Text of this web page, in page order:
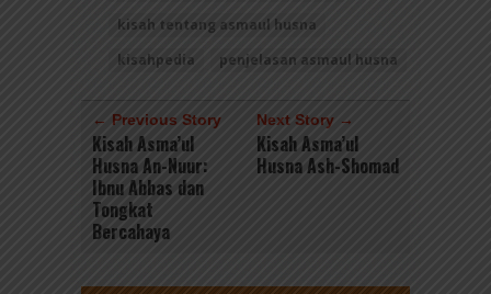
kisah tentang asmaul husna
kisahpedia
penjelasan asmaul husna
← Previous Story
Kisah Asma’ul
Husna An-Nuur:
Ibnu Abbas dan
Tongkat
Bercahaya
Next Story →
Kisah Asma’ul
Husna Ash-Shomad